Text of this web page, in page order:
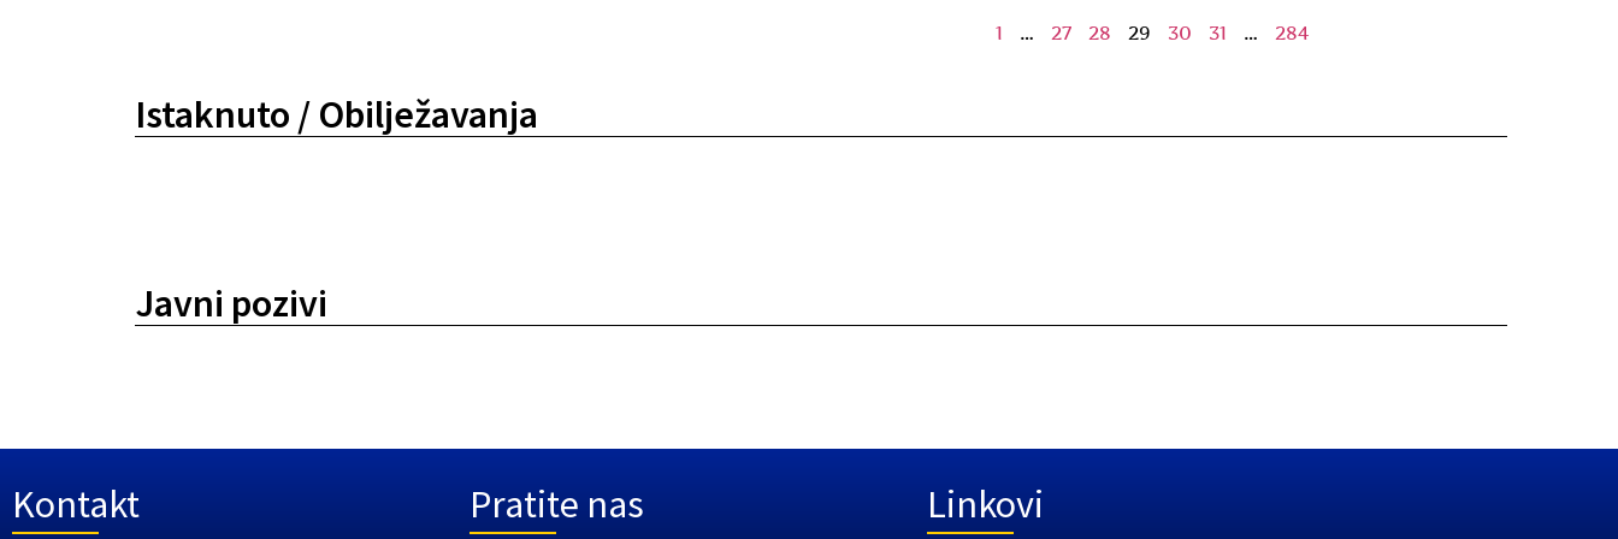
1 … 27 28 29 30 31 … 284
Istaknuto / Obilježavanja
Javni pozivi
Kontakt Pratite nas Linkovi